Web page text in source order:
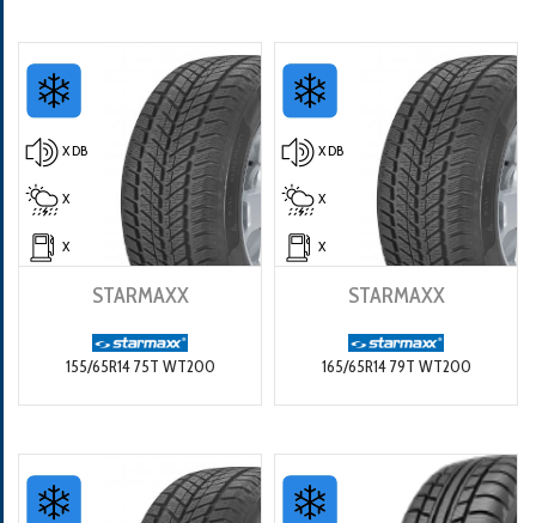
X DB
X
X
STARMAXX
155/65R14 75T WT200
X DB
X
X
STARMAXX
165/65R14 79T WT200